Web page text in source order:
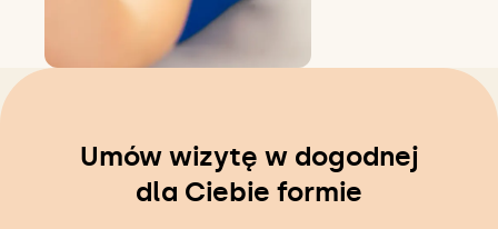
Umów wizytę w dogodnej
dla Ciebie formie